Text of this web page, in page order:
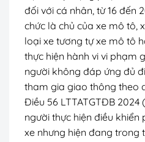
đối với cá nhân, từ 16 đến
chức là chủ của xe mô tô,
loại xe tương tự xe mô tô
thực hiện hành vi vi phạm
người không đáp ứng đủ
tham gia giao thông theo
Điều 56 LTTATGTĐB
người thực hiện điều
xe nhưng hiện đang trong